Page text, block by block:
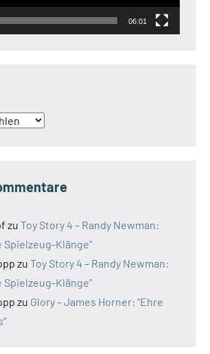
06:01
zu Toy Story 4 – Randy Newman:
Spielzeug-Klänge”
zu Toy Story 4 – Randy Newman:
Spielzeug-Klänge”
zu Glory – James Horner: “Ehre